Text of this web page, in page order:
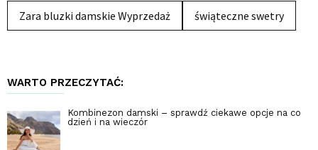
Zara bluzki damskie Wyprzedaż świąteczne swetry
WARTO PRZECZYTAĆ:
Kombinezon damski – sprawdź ciekawe opcje na co
dzień i na wieczór